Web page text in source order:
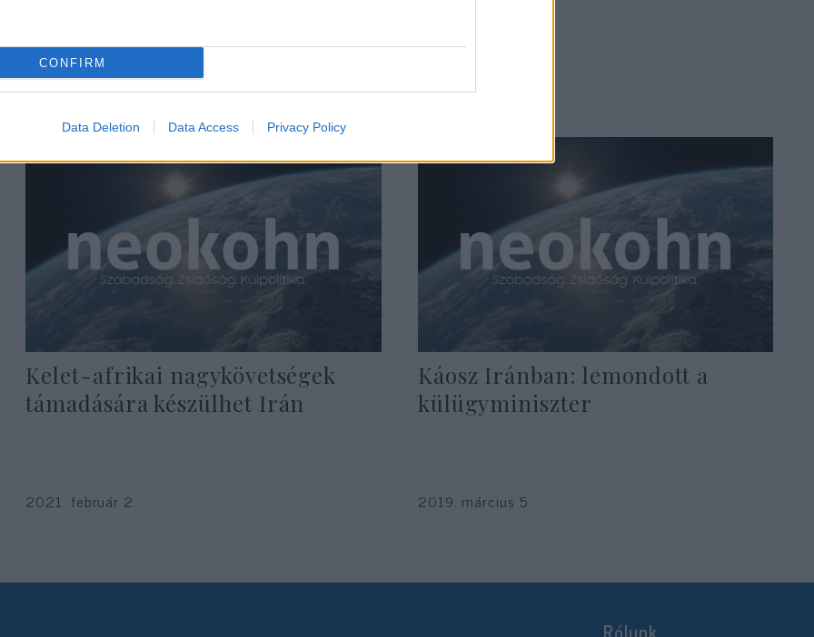
CONFIRM
Data Deletion Data Access Privacy Policy
2022. január 13. 2022. január 7.
Kelet-afrikai nagykövetségek
támadására készülhet Irán
2021. február 2.
Káosz Iránban: lemondott a
külügyminiszter
2019. március 5.